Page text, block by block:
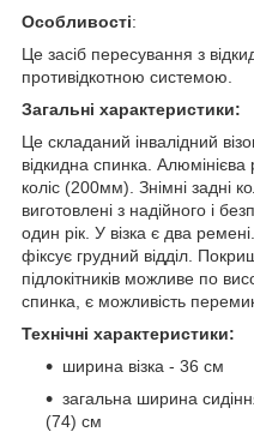
Особливості:
Це засіб пересування з
противідкотною системою.
Загальні характеристики:
Це складаний інвалідний
відкидна спинка.
коліс (200мм). Знімні задні
виготовлені з надійного і
один рік. У візка є два
фіксує грудний відділ.
підлокітників можливе по
спинка, є можливість
Технічні характеристики:
ширина візка - 36 см
загальна ширина
(74) см